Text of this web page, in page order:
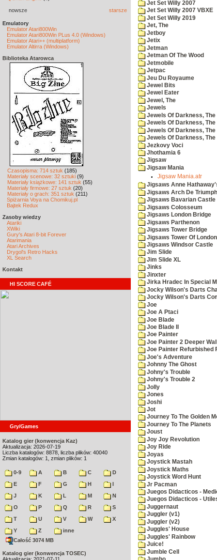
nowsze starsze
Emulatory
Emulator Atari800Win
Emulator Atari800Win PLus 4.0 (Windows)
Emulator Atari++ (multiplatform)
Emulator Altirra (Windows)
Biblioteka Atarowca
Czasopisma: 714 sztuk (185)
Materiały scenowe: 32 sztuki (9)
Materiały książkowe: 141 sztuk (55)
Materiały firmowe: 27 sztuk (20)
Materiały o grach: 351 sztuk (211)
Spiżarnia Voya na Chomikuj.pl
Bajtek Redux
Zasoby wiedzy
Atariki
XWiki
Gury's Atari 8-bit Forever
Atarimania
Atari Archives
Drygol's Retro Hacks
XL Search
Kontakt
HI SCORE CAFÉ
Gry/Games
Katalog gier (konwencja Kaz)
Aktualizacja: 2026-07-19
Liczba katalogów: 8878, liczba plików: 40040
Zmian katalogów: 1, zmian plików: 1
0-9 A B C
D
E
F G H
I
J
K L M
N
O
P Q R
S
T
U V W
X
Y
Z
inne
Całość 3074 MB
Katalog gier (konwencja TOSEC)
Jet Set Willy 2007
Jet Set Willy 2007 VBXE
Jet Set Willy 2019
Jet, The
Jetboy
Jetix
Jetman
Jetman Of The Wood
Jetmobile
Jetpac
Jeu Du Royaume
Jewel Bits
Jewel Eater
Jewel, The
Jewels
Jewels Of Darkness, The
Jewels Of Darkness,
Jewels Of Darkness,
Jewels Of Darkness,
Jezkovy Voci
Jhothamia 6
Jigsaw
Jigsaw Mania
Jigsaw Mania.atr
Jigsaws Anne
Jigsaws Arch De Triumph
Jigsaws Bavarian Castle
Jigsaws Colosseum
Jigsaws London Bridge
Jigsaws Parthenon
Jigsaws Tower Bridge
Jigsaws Tower Of London
Jigsaws Windsor Castle
Jim Slide
Jim Slide XL
Jinks
Jinxter
Jirka Hradec In Special
Jocky Wilson's Darts
Jocky Wilson's Darts
Joe
Joe A Ptaci
Joe Blade
Joe Blade II
Joe Painter
Joe Painter 2 Deeper
Joe Painter Refurbished
Joe's Adventure
Johnny The Ghost
Johny's Trouble
Johny's Trouble 2
Jolly
Jones
Joshi
Jot
Journey To The Golden
Journey To The Planets
Joust
Joy Joy Revolution
Joy Ride
Joyas
Joystick Mastah
Joystick Maths
Joystick Word Hunt
Jr Pacman
Juegos Didacticos -
Juegos Didacticos -
Juggernaut
Juggler (v1)
Juggler (v2)
Juggles' House
Juggles' Rainbow
Juice!
Jumble Cell